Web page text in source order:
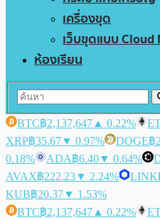
เครื่องขุด
เว็บขุดแบบ Cloud
ห้องเรียน
BTC฿2,137,647 ▲ 0.22%
XRP฿35.67▼ 0.97% DOGE฿
0.18%
ADA฿6.40▼ 0.64%
AVAX฿222.23▼ 2.24% LINK
KUB฿20.37▼ 1.53%
BTC฿2,137,647 ▲ 0.22%